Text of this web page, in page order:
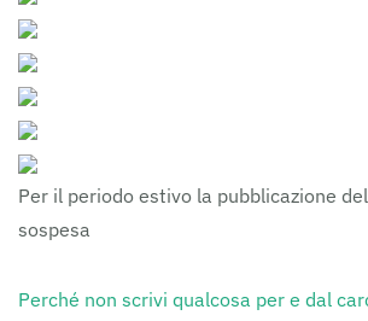
Per il periodo estivo la pubblicazione
sospesa
Perché non scrivi qualcosa per e dal